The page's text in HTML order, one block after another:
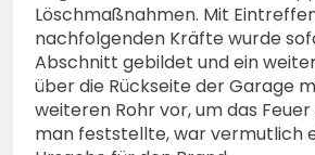
Löschmaßnahmen. Mit
nachfolgenden Kräfte wurde
Abschnitt gebildet und ein
über die Rückseite der Garage
weiteren Rohr vor, um das Feuer
man feststellte, war vermutlich